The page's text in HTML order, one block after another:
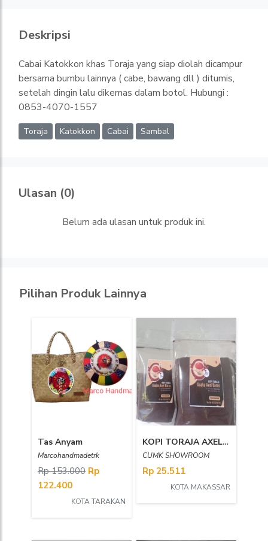
Deskripsi
Cabai Katokkon khas Toraja yang siap diolah dicampur
bersama bumbu lainnya ( cabe, bawang dll ) ditumis,
setelah dingin lalu dikemas dalam botol. Hubungi :
0853-4070-1557
Toraja Katokkon Cabai Sambal
Ulasan (0)
Belum ada ulasan untuk produk ini.
Pilihan Produk Lainnya
Tas Anyam
Marcohandmadetrk
Rp 153.000 Rp
122.400
KOTA TARAKAN
KOPI TORAJA AXEL SEDANG SHOWROOM CUMK
CUMK SHOWROOM
Rp 25.511
KOTA MAKASSAR